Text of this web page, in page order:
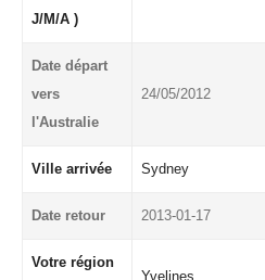
J/M/A )
Date départ
vers
l'Australie
24/05/2012
Ville arrivée Sydney
Date retour 2013-01-17
Votre région
Yvelines